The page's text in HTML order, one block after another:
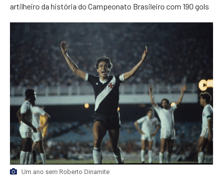
artilheiro da história do Campeonato Brasileiro com 190 gols
Um ano sem Roberto Dinamite